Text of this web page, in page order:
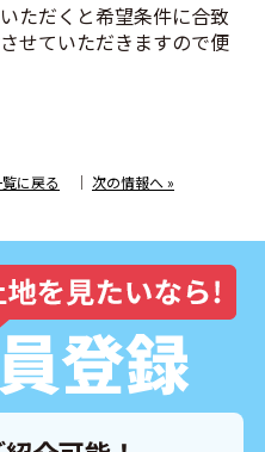
ただくと希望条件に合致
せていただきますので便
に戻る ｜ 次の情報へ »